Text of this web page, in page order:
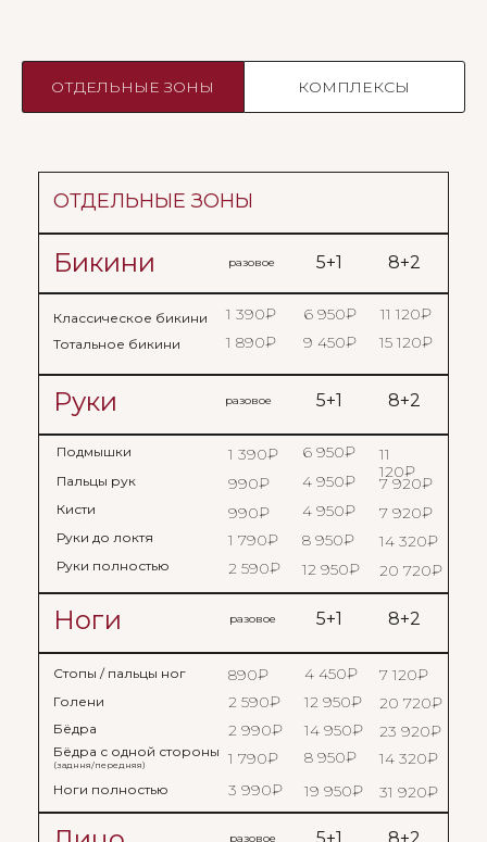
ОТДЕЛЬНЫЕ ЗОНЫ КОМПЛЕКСЫ
ОТДЕЛЬНЫЕ ЗОНЫ
Бикини
Руки
Ноги
разовое
разовое
разовое
разовое
5+1
5+1
5+1
8+2
8+2
8+2
Классическое бикини
Тотальное бикини
1 390₽
1 890₽
6 950₽
9 450₽
11 120₽
15 120₽
Подмышки
Кисти
Пальцы рук
Руки до локтя
Руки полностью
1 390₽
990₽
990₽
1 790₽
2 590₽
6 950₽
4 950₽
4 950₽
8 950₽
12 950₽
11
120₽
7 920₽
7 920₽
14 320₽
20 720₽
Стопы / пальцы ног
Бёдра
Голени
(задння/передняя)
Бёдра с одной стороны
Ноги полностью
890₽
2 990₽
2 590₽
1 790₽
3 990₽
4 450₽
14 950₽
12 950₽
8 950₽
19 950₽
7 120₽
23 920₽
20 720₽
14 320₽
31 920₽